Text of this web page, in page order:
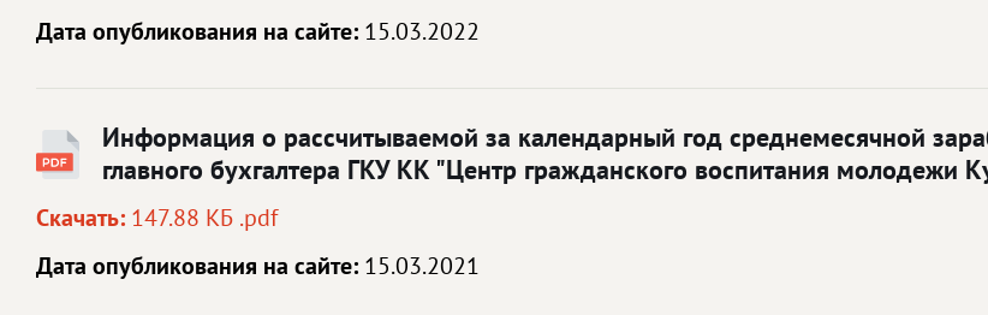
Дата опубликования на сайте: 15.03.2022
Информация о рассчитываемой за календарный год среднемесячной
главного бухгалтера ГКУ КК "Центр гражданского воспитания молодежи
Скачать: 147.88 КБ .pdf
Дата опубликования на сайте: 15.03.2021